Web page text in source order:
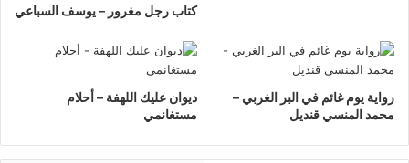
كتاب رجل مغرور – يوسف السباعي
رواية يوم غائم في البر الغربي –
محمد المنسي قنديل
ديوان عليك اللهفة – أحلام
مستغانمي